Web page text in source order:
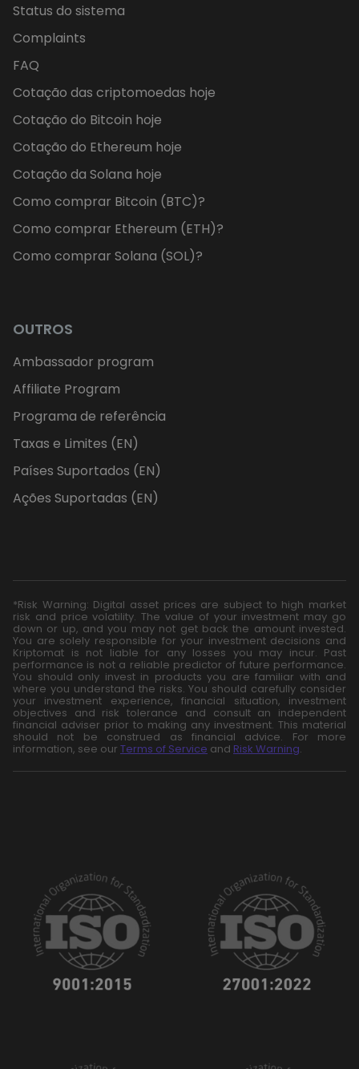
Status do sistema
Complaints
FAQ
Cotação das criptomoedas hoje
Cotação do Bitcoin hoje
Cotação do Ethereum hoje
Cotação da Solana hoje
Como comprar Bitcoin (BTC)?
Como comprar Ethereum (ETH)?
Como comprar Solana (SOL)?
OUTROS
Ambassador program
Affiliate Program
Programa de referência
Taxas e Limites (EN)
Países Suportados (EN)
Ações Suportadas (EN)
*Risk Warning: Digital asset prices are subject to high market
risk and price volatility. The value of your investment may go
down or up, and you may not get back the amount invested.
You are solely responsible for your investment decisions and
Kriptomat is not liable for any losses you may incur. Past
performance is not a reliable predictor of future performance.
You should only invest in products you are familiar with and
where you understand the risks. You should carefully consider
your investment experience, financial situation, investment
objectives and risk tolerance and consult an independent
financial adviser prior to making any investment. This material
should not be construed as financial advice. For more
information, see our Terms of Service and Risk Warning.